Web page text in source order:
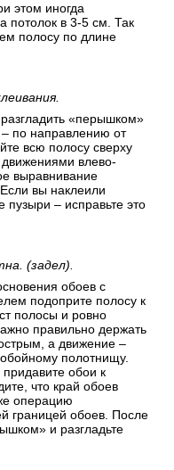
этом иногда
потолок в 3-5 см. Так
полосу по длине
«перышком»
по направлению от
всю полосу сверху
влево-
выравнивание
вы наклеили
– исправьте это
(задел).
обоев с
подоприте полосу к
полосы и ровно
правильно держать
а движение –
полотнищу.
обои к
что край обоев
операцию
границей обоев. После
и разгладьте